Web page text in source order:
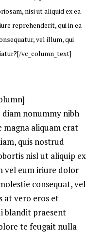
nisi ut aliquid ex ea
reprehenderit, qui in ea
vel illum, qui
vc_column_text]
nonummy nibh
aliquam erat
quis nostrud
nisl ut aliquip ex
vel eum iriure dolor
consequat, vel
at vero eros et
blandit praesent
te feugait nulla